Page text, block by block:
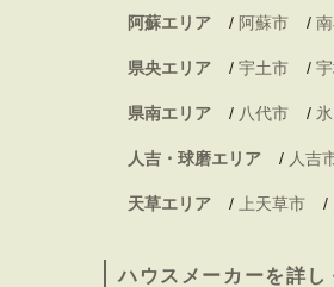
阿蘇エリア / 阿蘇市 /
県央エリア / 宇土市 /
県南エリア / 八代市 /
人吉・球磨エリア / 人吉
天草エリア / 上天草市 /
ハウスメーカーを詳し